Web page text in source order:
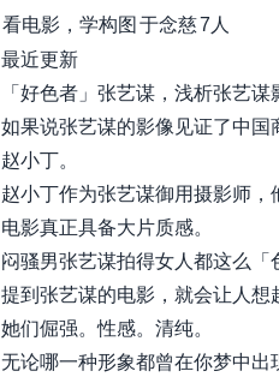
看电影，学构图 于念慈7人
最近更新
「好色者」张艺谋，浅析张艺谋
如果说张艺谋的影像见证了中
赵小丁。
赵小丁作为张艺谋御用摄影师
电影真正具备大片质感。
闷骚男张艺谋拍得女人都这么「
提到张艺谋的电影，就会让人想
她们倔强。性感。清纯。
无论哪一种形象都曾在你梦中出